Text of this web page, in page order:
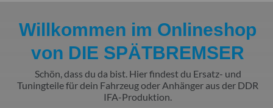
Willkommen im Onlineshop
von DIE SPÄTBREMSER
Schön, dass du da bist. Hier findest du Ersatz- und
Tuningteile für dein Fahrzeug oder Anhänger aus der DDR
IFA-Produktion.